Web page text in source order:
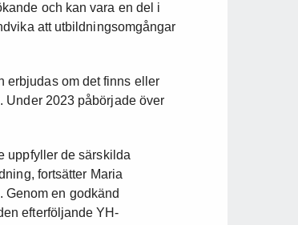
och kan vara en del i
att utbildningsomgångar
erbjudas om det finns eller
Under 2023 påbörjade över
uppfyller de särskilda
fortsätter Maria
Genom en godkänd
efterföljande YH-